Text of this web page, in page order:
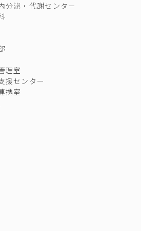
分泌・代謝センター
理室
援センター
携室